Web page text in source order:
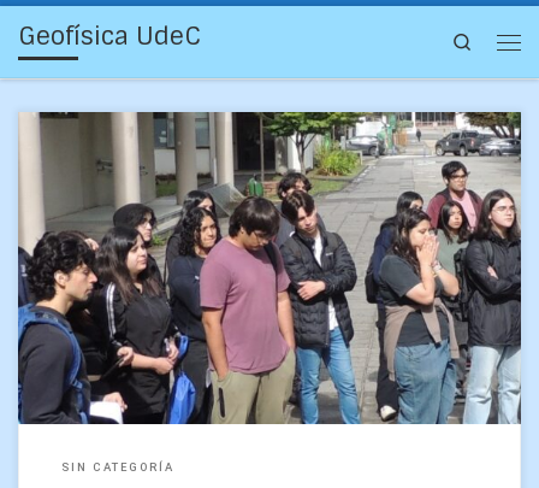
Geofísica UdeC Search
31 estudiantes ingresaron este año a la carrera de la
Universidad de Concepción. Académicos, funcionarios y
estudiantes/monitores del Departamento de Geofísica
recibieron hoy a los […]
SIN CATEGORÍA